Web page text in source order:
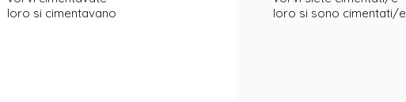
loro si cimentavano
loro si sono cimentati/e